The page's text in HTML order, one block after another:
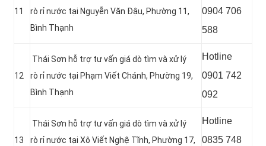
11
rò rỉ nước tại Nguyễn Văn Đậu, Phường 11,
Bình Thạnh
0904 706
588
12
Thái Sơn hỗ trợ tư vấn giá dò tìm và xử lý
rò rỉ nước tại Phạm Viết Chánh, Phường 19,
Bình Thạnh
Hotline
0901 742
092
13
Thái Sơn hỗ trợ tư vấn giá dò tìm và xử lý
rò rỉ nước tại Xô Viết Nghệ Tĩnh, Phường 17,
Hotline
0835 748